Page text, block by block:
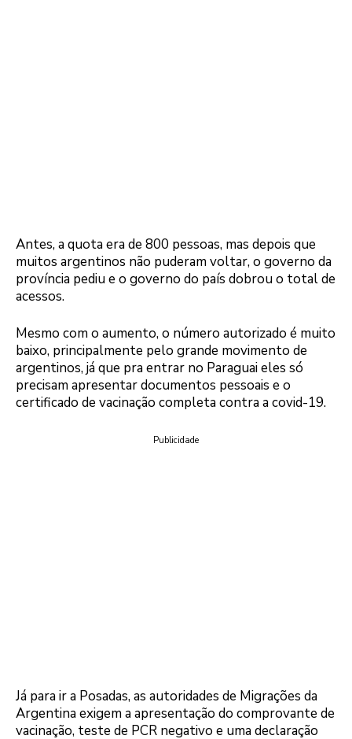
Antes, a quota era de 800 pessoas, mas depois que
muitos argentinos não puderam voltar, o governo da
província pediu e o governo do país dobrou o total de
acessos.
Mesmo com o aumento, o número autorizado é muito
baixo, principalmente pelo grande movimento de
argentinos, já que pra entrar no Paraguai eles só
precisam apresentar documentos pessoais e o
certificado de vacinação completa contra a covid-19.
Publicidade
Já para ir a Posadas, as autoridades de Migrações da
Argentina exigem a apresentação do comprovante de
vacinação, teste de PCR negativo e uma declaração